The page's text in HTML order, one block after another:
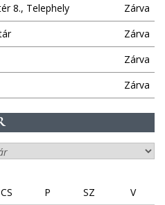
8., Telephely
Zárva
Zárva
Zárva
Zárva
CS P SZ
V